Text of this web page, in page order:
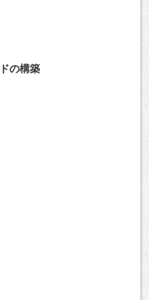
の構築